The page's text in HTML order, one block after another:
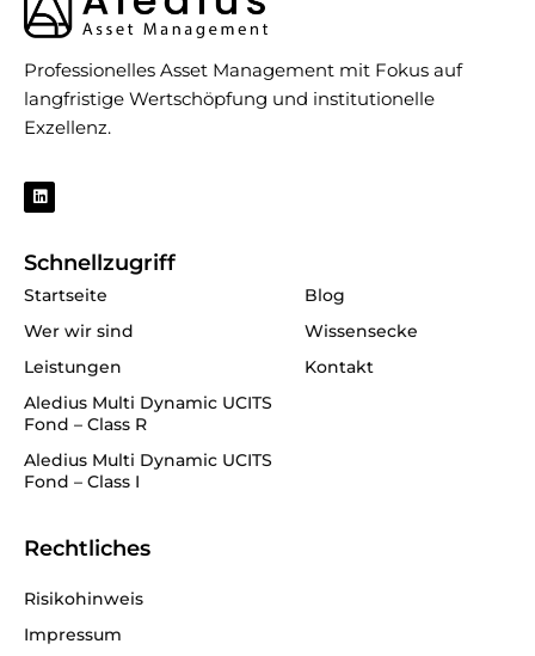
Professionelles Asset Management mit Fokus auf
langfristige Wertschöpfung und institutionelle
Exzellenz.
L
i
n
d
n
Schnellzugriff
Startseite
Wer wir sind
Leistungen
Aledius Multi Dynamic UCITS
Fond – Class R
Aledius Multi Dynamic UCITS
Fond – Class I
Blog
Wissensecke
Kontakt
Rechtliches
Risikohinweis
Impressum